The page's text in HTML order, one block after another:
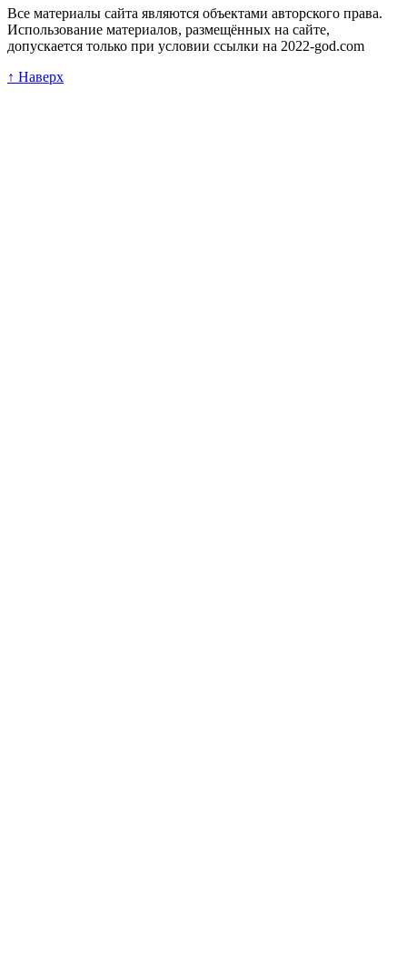
Все материалы сайта являются объектами авторского права.
Использование материалов, размещённых на сайте,
допускается только при условии ссылки на 2022-god.com
↑ Наверх